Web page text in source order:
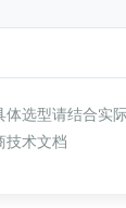
选型请结合实
技术文档